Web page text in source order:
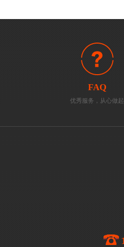
FAQ
优秀服务，从心做起